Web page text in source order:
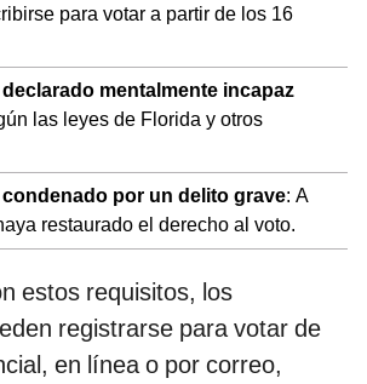
para votar a partir de los 16
mentalmente incapaz
las leyes de Florida y otros
por un delito grave: A
restaurado el derecho al voto.
estos requisitos, los
registrarse para votar de
en línea o por correo,